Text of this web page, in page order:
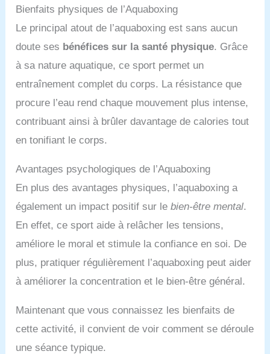
Bienfaits physiques de l’Aquaboxing
Le principal atout de l’aquaboxing est sans aucun
doute ses bénéfices sur la santé physique. Grâce
à sa nature aquatique, ce sport permet un
entraînement complet du corps. La résistance que
procure l’eau rend chaque mouvement plus intense,
contribuant ainsi à brûler davantage de calories tout
en tonifiant le corps.
Avantages psychologiques de l’Aquaboxing
En plus des avantages physiques, l’aquaboxing a
également un impact positif sur lebien-être mental.
En effet, ce sport aide à relâcher les tensions,
améliore le moral et stimule la confiance en soi. De
plus, pratiquer régulièrement l’aquaboxing peut aider
à améliorer la concentration et le bien-être général.
Maintenant que vous connaissez les bienfaits de
cette activité, il convient de voir comment se déroule
une séance typique.